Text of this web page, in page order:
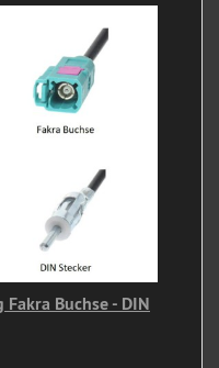
Buchse - DIN